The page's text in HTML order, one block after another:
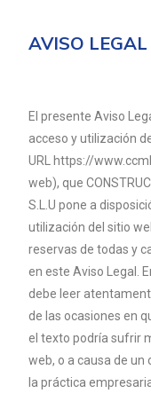
AVISO LEGAL
El presente Aviso
acceso y utilización
URL https://
web), que
S.L.U pone a
utilización del sitio
reservas de todas y
en este Aviso Legal.
debe leer
de las ocasiones en
el texto podría sufrir
web, o a causa de un
la práctica